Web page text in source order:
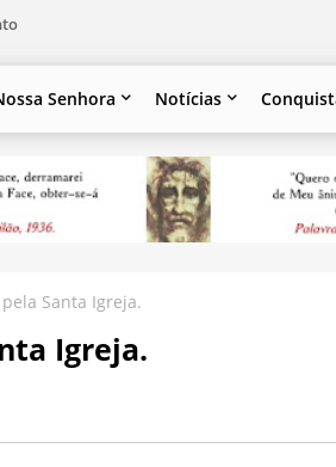
Senhora Notícias
Santa Igreja.
Igreja.